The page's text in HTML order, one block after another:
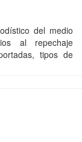
del medio
al repechaje
tipos de